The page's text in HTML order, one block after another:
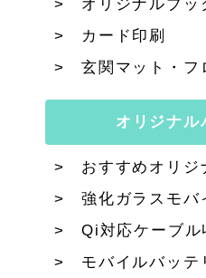
オリジナルブッ
カード印刷
玄関マット・フ
オリジナル
おすすめオリジ
強化ガラスモバ
Qi対応ケーブル
モバイルバッテ